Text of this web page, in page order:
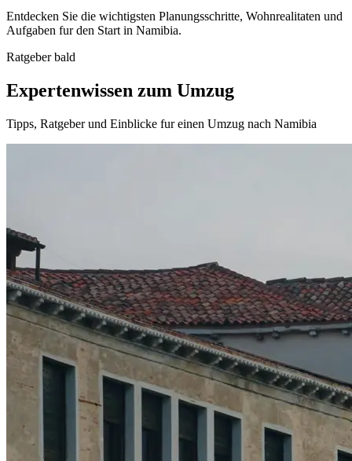
Entdecken Sie die wichtigsten Planungsschritte, Wohnrealitaten und
Aufgaben fur den Start in Namibia.
Ratgeber bald
Expertenwissen zum Umzug
Tipps, Ratgeber und Einblicke fur einen Umzug nach Namibia